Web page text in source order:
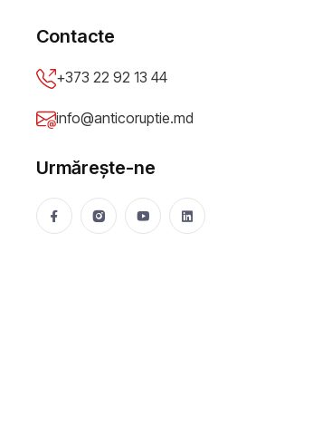
Contacte
+373 22 92 13 44
info@anticoruptie.md
Urmărește-ne
Campanie, sub
ATLAS,
line
Moldovenii, asaltați de
drept suspecte și pentru
continuă să fie promovat
, despre care
platforma META, pentru a fi